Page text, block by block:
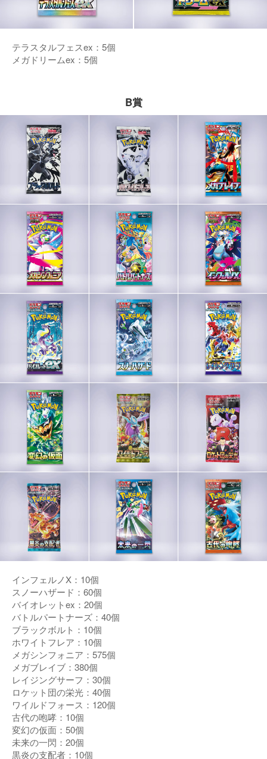
テラスタルフェスex：5個
メガドリームex：5個
B賞
インフェルノX：10個
スノーハザード：60個
バイオレットex：20個
バトルパートナーズ：40個
ブラックボルト：10個
ホワイトフレア：10個
メガシンフォニア：575個
メガブレイブ：380個
レイジングサーフ：30個
ロケット団の栄光：40個
ワイルドフォース：120個
古代の咆哮：10個
変幻の仮面：50個
未来の一閃：20個
黒炎の支配者：10個